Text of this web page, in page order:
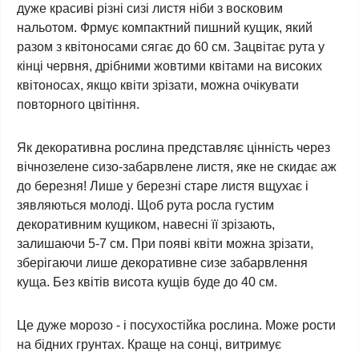
дуже красиві різні сизі листя ніби з восковим
нальотом. Фрмує компактний пишний кущик, який
разом з квітоносами сягає до 60 см. Зацвітає рута у
кінці червня, дрібними жовтими квітами на високих
квітоносах, якщо квіти зрізати, можна очікувати
повторного цвітіння.
Як декоративна рослина представляє цінність через
вічнозелене сизо-забарвлене листя, яке не скидає аж
до березня! Лише у березні старе листя вщухає і
зявляються молоді. Щоб рута росла густим
декоративним кущиком, навесні її зрізають,
залишаючи 5-7 см. При появі квіти можна зрізати,
зберігаючи лише декоративне сизе забарвлення
куща. Без квітів висота кущів буде до 40 см.
Це дуже морозо - і посухостійка рослина. Може рости
на бідних грунтах. Краще на сонці, витримує